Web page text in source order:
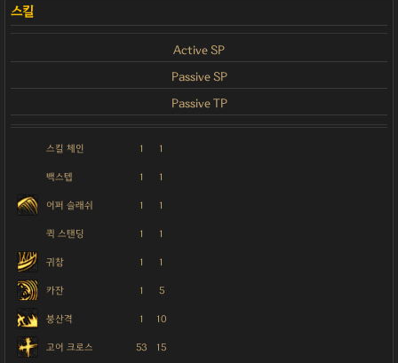
Active SP
Passive SP
Passive TP
스킬 체인 1 1
백스텝 1 1
어퍼 슬래쉬 1 1
퀵 스탠딩 1 1
귀참 1 1
카잔 1 5
붕산격 1 10
고어 크로스 53 15